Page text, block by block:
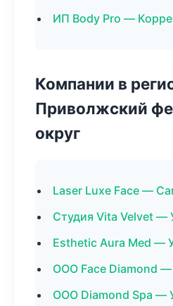
ИП Body Pro —
Компании в
Приволжский
округ
Laser Luxe Face —
Студия Vita Velvet —
Esthetic Aura Med —
ООО Face Diamond
ООО Diamond Spa —